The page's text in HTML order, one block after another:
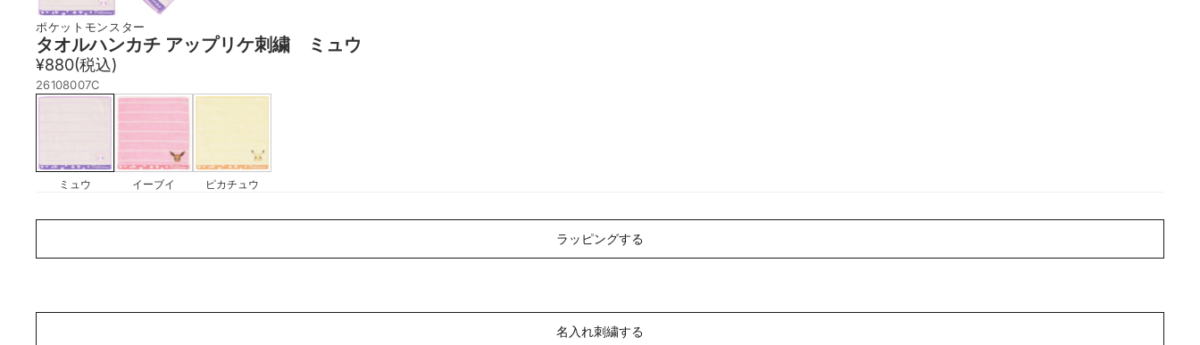
ポケットモンスター
タオルハンカチ アップリケ刺繍 ミュウ
¥880(税込)
26108007C
ミュウ イーブイ ピカチュウ
ッ
ン
ラッピングする
繍
名入れ刺繍する